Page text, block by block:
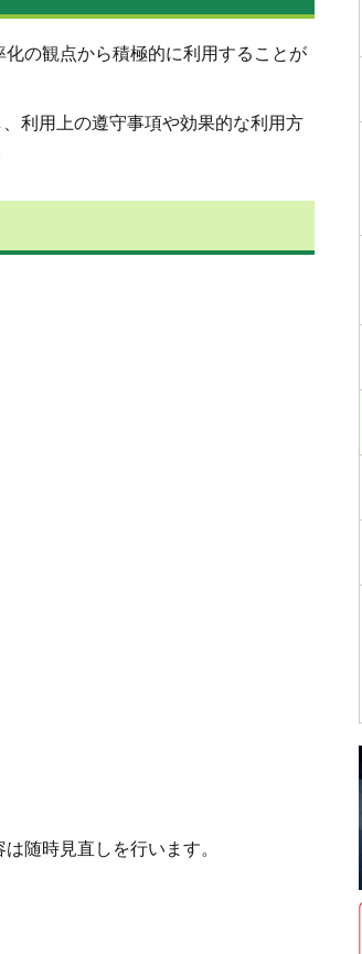
の観点から積極的に利用することが
利用上の遵守事項や効果的な利用方
随時見直しを行います。